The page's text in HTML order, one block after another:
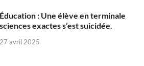
Éducation : Une élève en terminale
sciences exactes s’est suicidée.
27 avril 2025